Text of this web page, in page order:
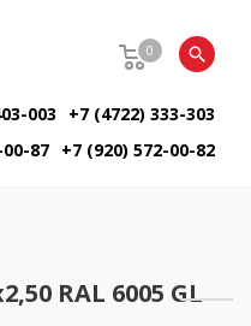
0
003
+7 (4722) 333-303
87 +7 (920) 572-00-82
RAL 6005 GL